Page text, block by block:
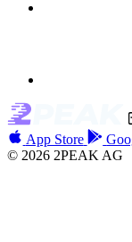
App Store
© 2026 2PEAK AG